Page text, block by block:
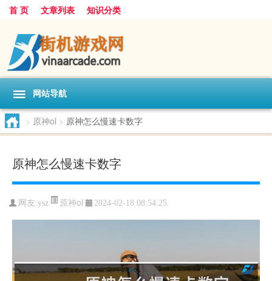
首 页 文章列表 知识分类
网站导航
> 原神ol > 原神怎么慢速卡数字
原神怎么慢速卡数字
网友:ysz 原神ol 2024-02-18 08:54:25